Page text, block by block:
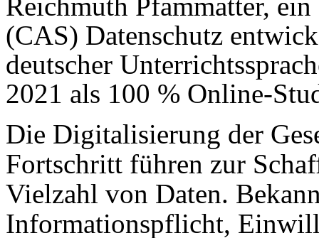
(CAS) Datenschutz
deutscher
2021 als 100 % Online-
Die Digitalisierung der
Fortschritt führen zur
Vielzahl von Daten.
Informationspflicht,